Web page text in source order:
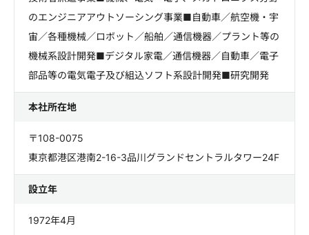
のエンジニアアウトソーシング事業■自動車／航空機・宇
宙／各種機械／ロボット／船舶／通信機器／プラント等の
機械系設計開発■デジタル家電／通信機器／自動車／電子
部品等の電気電子及び組込ソフト系設計開発■研究開発
本社所在地
〒108-0075
東京都港区港南2-16-3品川グランドセントラルタワー24F
設立年
1972年4月